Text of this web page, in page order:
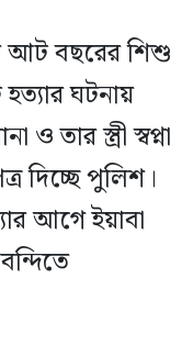
আট বছরের শিশু
ঘটনায়
তার স্ত্রী স্বপ্না
দিচ্ছে পুলিশ।
আগে ইয়াবা